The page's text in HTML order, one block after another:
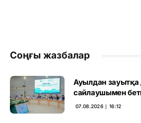
Соңғы жазбалар
Ауылдан зауытқа
сайлаушымен
07.08.2026 ∣ 16:12